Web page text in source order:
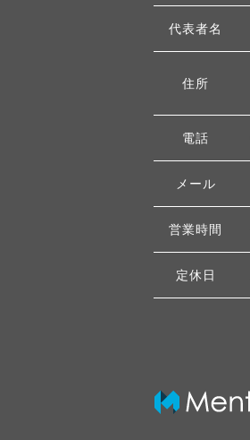
代表者名
住所
電話
メール
営業時間
定休日